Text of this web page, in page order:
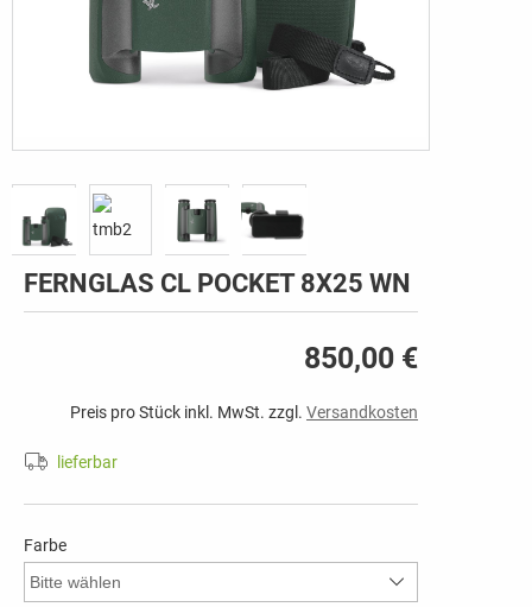
FERNGLAS CL POCKET 8X25 WN
850,00 €
Preis pro Stück inkl. MwSt. zzgl. Versandkosten
lieferbar
Farbe